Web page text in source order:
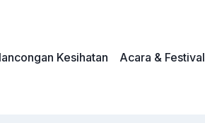
Kesihatan Acara & Festival